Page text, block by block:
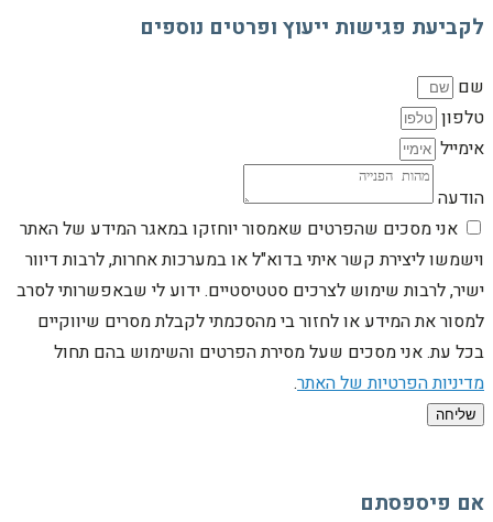
לקביעת פגישות ייעוץ ופרטים נוספים
שם
טלפון
אימייל
הודעה
אני מסכים שהפרטים שאמסור יוחזקו במאגר המידע של האתר
וישמשו ליצירת קשר איתי בדוא"ל או במערכות אחרות, לרבות דיוור
ישיר, לרבות שימוש לצרכים סטטיסטיים. ידוע לי שבאפשרותי לסרב
למסור את המידע או לחזור בי מהסכמתי לקבלת מסרים שיווקיים
בכל עת. אני מסכים שעל מסירת הפרטים והשימוש בהם תחול
מדיניות הפרטיות של האתר.
שליחה
אם פיספסתם